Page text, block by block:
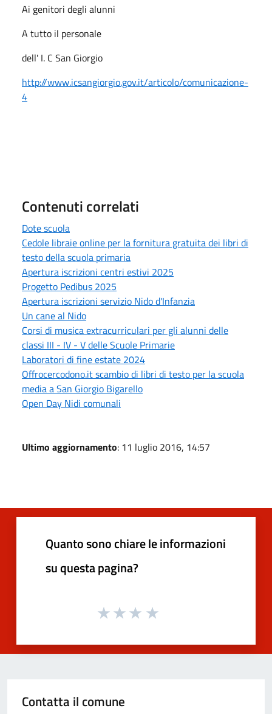
Ai genitori degli alunni
A tutto il personale
dell' I. C San Giorgio
http://www.icsangiorgio.gov.it/articolo/comunicazione-
4
Contenuti correlati
Dote scuola
Cedole libraie online per la fornitura gratuita dei libri di
testo della scuola primaria
Apertura iscrizioni centri estivi 2025
Progetto Pedibus 2025
Apertura iscrizioni servizio Nido d'Infanzia
Un cane al Nido
Corsi di musica extracurriculari per gli alunni delle
classi III - IV - V delle Scuole Primarie
Laboratori di fine estate 2024
Offrocercodono.it scambio di libri di testo per la scuola
media a San Giorgio Bigarello
Open Day Nidi comunali
Ultimo aggiornamento: 11 luglio 2016, 14:57
Quanto sono chiare le informazioni
su questa pagina?
Contatta il comune